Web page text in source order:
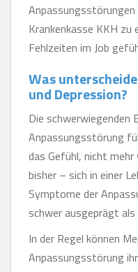
Krankenkasse KKH
Fehlzeiten im Job
Was
und Depression?
Die schwerwiegenden
Anpassungsstörung
das Gefühl, nicht
bisher – sich in einer
Symptome der
schwer ausgeprägt als
In der Regel können
Anpassungsstörung